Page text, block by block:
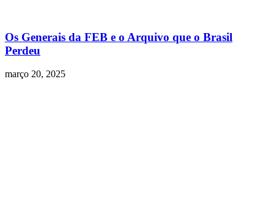
Os Generais da FEB e o Arquivo que o Brasil
Perdeu
março 20, 2025